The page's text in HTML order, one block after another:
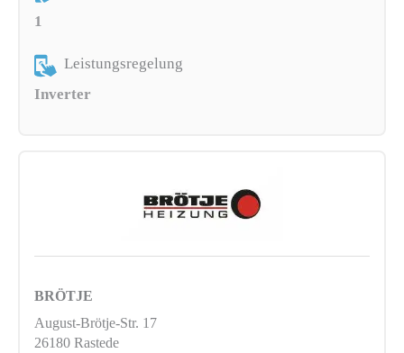
1
Leistungsregelung
Inverter
BRÖTJE
August-Brötje-Str. 17
26180 Rastede